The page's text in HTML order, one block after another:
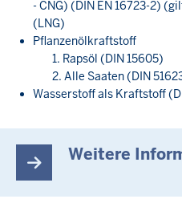
- CNG) (DIN EN 16723-2)
(LNG)
Pflanzenölkraftstoff
1. Rapsöl (DIN 15605)
2. Alle Saaten (DIN
Wasserstoff als Kraftstoff
Weitere